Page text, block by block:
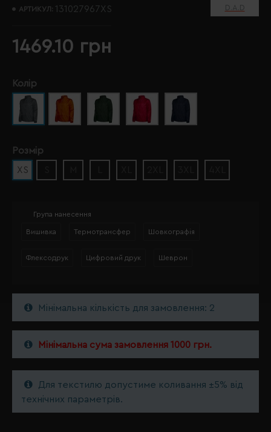
АРТИКУЛ: 131027967XS D.A.D
1469.10 грн
Колір
Розмір
XS
Група нанесення
Вишивка Термотрансфер Шовкографія
Флексодрук Цифровий друк Шеврон
Мінімальна кількість для замовлення: 2
Мінімальна сума замовлення 1000 грн.
Для текстилю допустиме коливання ±5% від
технічних параметрів.